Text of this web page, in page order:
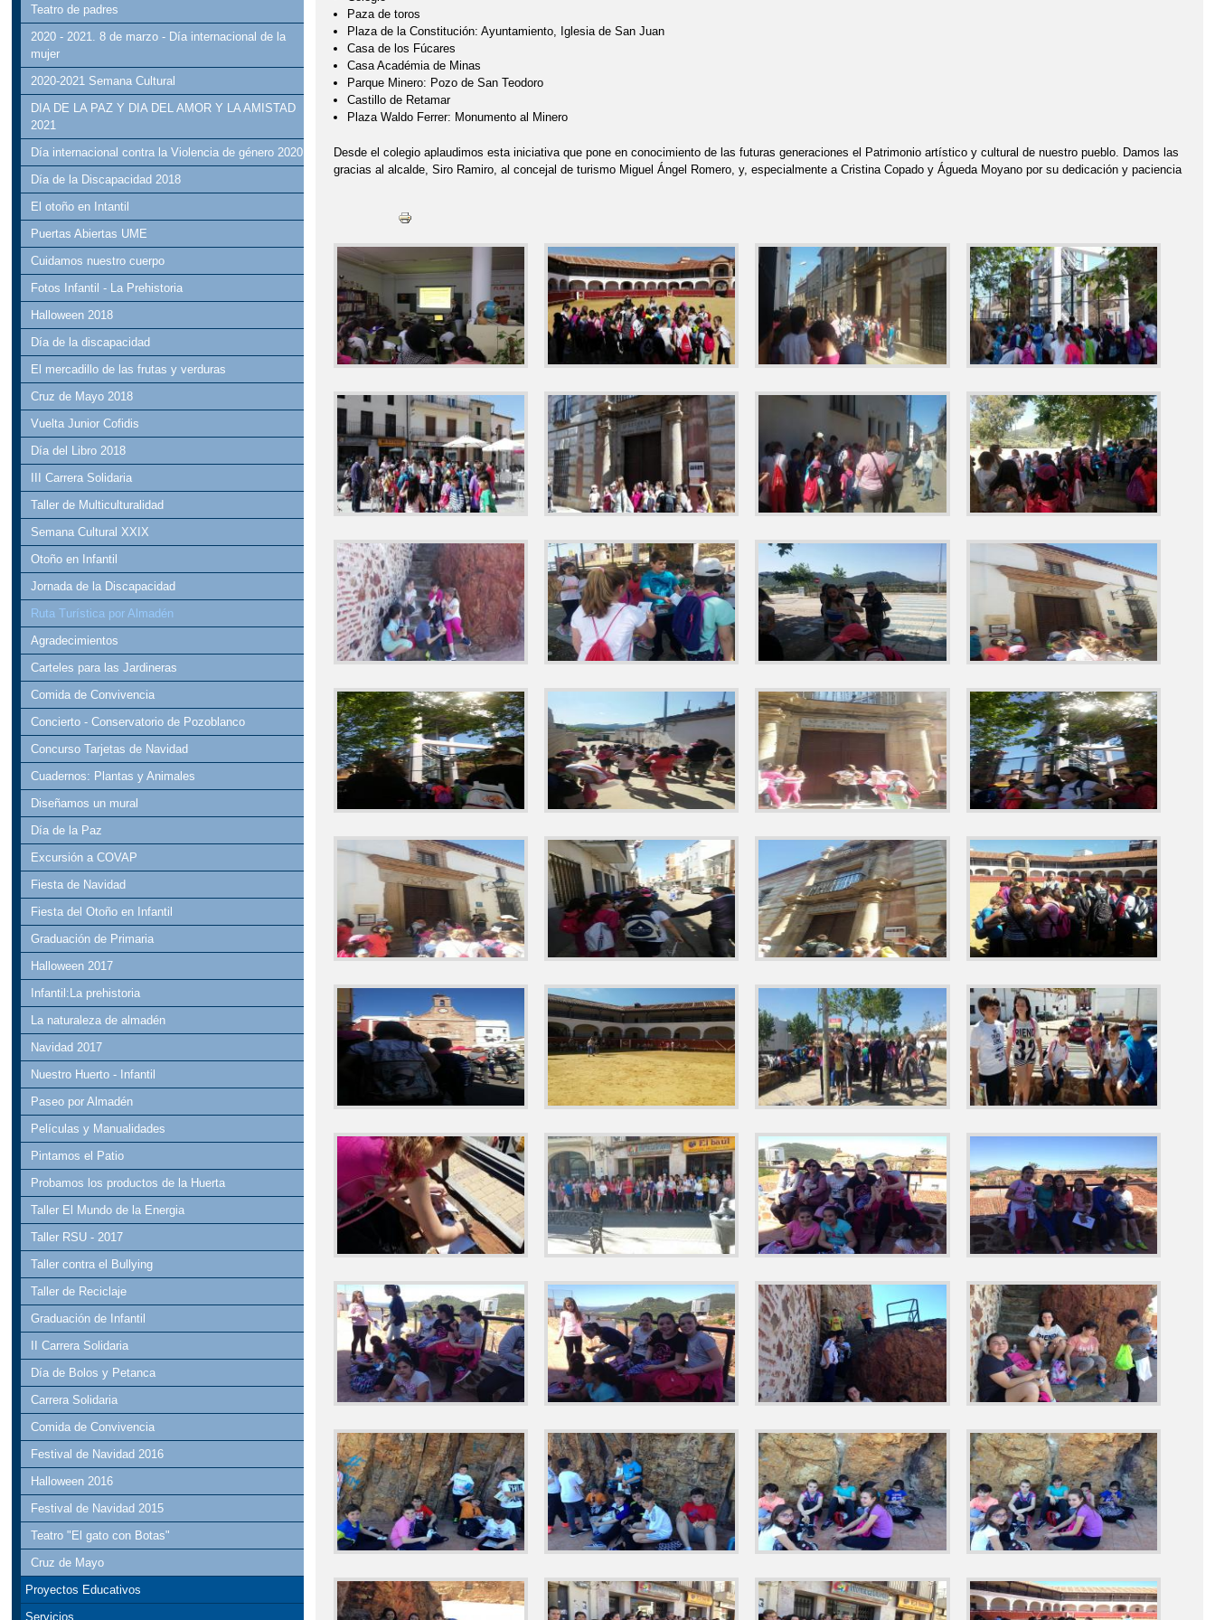
Teatro de padres
2020 - 2021. 8 de marzo - Día internacional de la
mujer
2020-2021 Semana Cultural
DIA DE LA PAZ Y DIA DEL AMOR Y LA AMISTAD
2021
Día internacional contra la Violencia de género 2020
Día de la Discapacidad 2018
El otoño en Intantil
Puertas Abiertas UME
Cuidamos nuestro cuerpo
Fotos Infantil - La Prehistoria
Halloween 2018
Día de la discapacidad
El mercadillo de las frutas y verduras
Cruz de Mayo 2018
Vuelta Junior Cofidis
Día del Libro 2018
III Carrera Solidaria
Taller de Multiculturalidad
Semana Cultural XXIX
Otoño en Infantil
Jornada de la Discapacidad
Ruta Turística por Almadén
Agradecimientos
Carteles para las Jardineras
Comida de Convivencia
Concierto - Conservatorio de Pozoblanco
Concurso Tarjetas de Navidad
Cuadernos: Plantas y Animales
Diseñamos un mural
Día de la Paz
Excursión a COVAP
Fiesta de Navidad
Fiesta del Otoño en Infantil
Graduación de Primaria
Halloween 2017
Infantil:La prehistoria
La naturaleza de almadén
Navidad 2017
Nuestro Huerto - Infantil
Paseo por Almadén
Películas y Manualidades
Pintamos el Patio
Probamos los productos de la Huerta
Taller El Mundo de la Energia
Taller RSU - 2017
Taller contra el Bullying
Taller de Reciclaje
Graduación de Infantil
II Carrera Solidaria
Día de Bolos y Petanca
Carrera Solidaria
Comida de Convivencia
Festival de Navidad 2016
Halloween 2016
Festival de Navidad 2015
Teatro "El gato con Botas"
Cruz de Mayo
Proyectos Educativos
Servicios
Paza de toros
Plaza de la Constitución: Ayuntamiento, Iglesia de San Juan
Casa de los Fúcares
Casa Académia de Minas
Parque Minero: Pozo de San Teodoro
Castillo de Retamar
Plaza Waldo Ferrer: Monumento al Minero
Desde el colegio aplaudimos esta iniciativa que pone en conocimiento de las futuras generaciones el Patrimonio artístico y cultural de nuestro pueblo. Damos las
gracias al alcalde, Siro Ramiro, al concejal de turismo Miguel Ángel Romero, y, especialmente a Cristina Copado y Águeda Moyano por su dedicación y paciencia